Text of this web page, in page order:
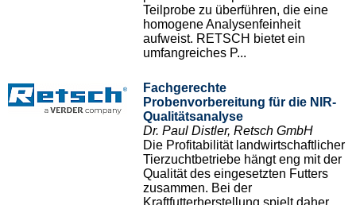
Teilprobe zu überführen, die eine
homogene Analysenfeinheit
aufweist. RETSCH bietet ein
umfangreiches P...
Fachgerechte
Probenvorbereitung für die NIR-
Qualitätsanalyse
Dr. Paul Distler, Retsch GmbH
Die Profitabilität landwirtschaftlicher
Tierzuchtbetriebe hängt eng mit der
Qualität des eingesetzten Futters
zusammen. Bei der
Kraftfutterherstellung spielt daher